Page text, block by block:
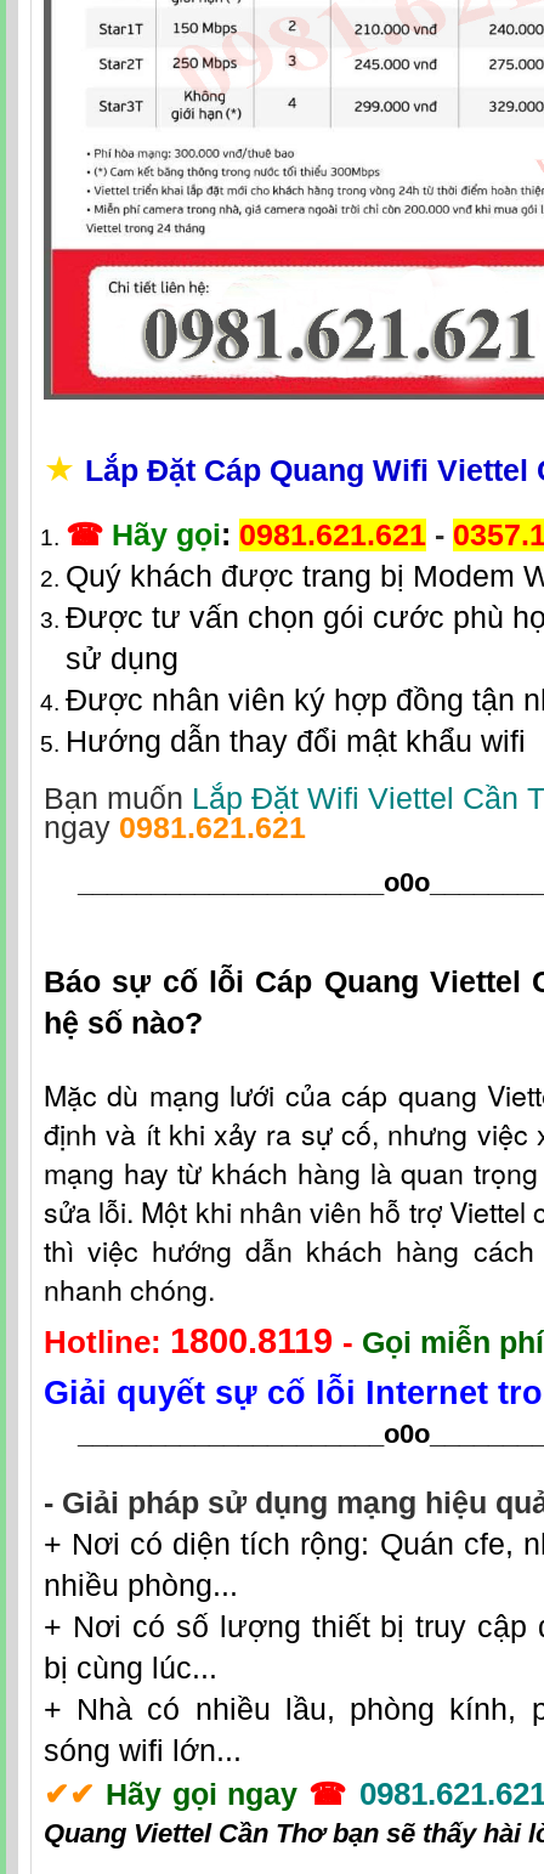
★ Lắp Đặt Cáp Quang Wifi Viettel
☎ Hãy gọi: 0981.621.621 -
Quý khách được trang bị Modem
Được tư vấn chọn gói cước phù
sử dụng
Được nhân viên ký hợp đồng tận
Hướng dẫn thay đổi mật khẩu wifi
Bạn muốn Lắp Đặt Wifi Viettel Cần
ngay 0981.621.621
_____________________o0o
Báo sự cố lỗi Cáp Quang Viettel
hệ số nào?
Mặc dù mạng lưới củacáp quang
định và ít khi xảy ra sự cố, nhưng việc
mạng hay từ khách hàng là quan
sửa lỗi. Một khi nhân viên hỗ trợViettel
thì việc hướng dẫn khách hàng
nhanh chóng.
Hotline: 1800.8119 - Gọi miễn
Giải quyết sự cố lỗi Internet
_____________________o0o
- Giải pháp sử dụng mạng hiệu
+ Nơi có diện tích rộng: Quán cfe,
nhiều phòng...
+ Nơi có số lượng thiết bị truy cập
bị cùng lúc...
+ Nhà có nhiều lầu, phòng kính,
sóng wifi lớn...
✔✔ Hãy gọi ngay ☎
Quang Viettel Cần Thơbạn sẽ thấy hài